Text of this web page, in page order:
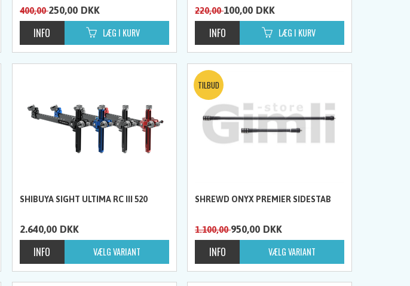
400,00250,00 DKK 220,00100,00 DKK
SHIBUYA SIGHT ULTIMA RC III 520
2.640,00 DKK
SHREWD ONYX PREMIER SIDESTAB
1.100,00950,00 DKK